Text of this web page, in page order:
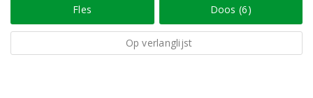
Fles Doos (6)
Op verlanglijst